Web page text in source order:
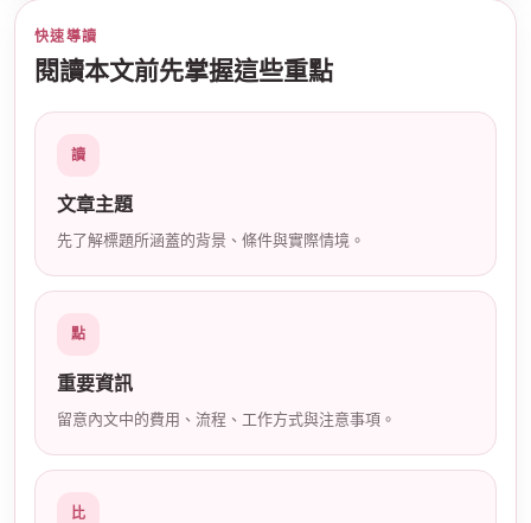
快速導讀
閱讀本文前先掌握這些重點
讀
文章主題
先了解標題所涵蓋的背景、條件與實際情境。
點
重要資訊
留意內文中的費用、流程、工作方式與注意事項。
比